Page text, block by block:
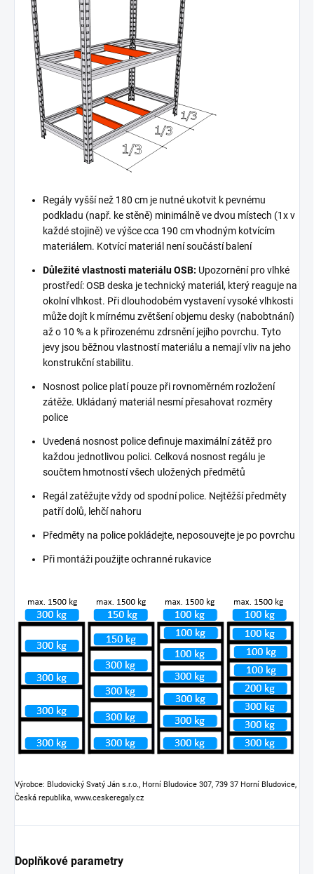
Regály vyšší než 180 cm je nutné ukotvit k pevnému
podkladu (např. ke stěně) minimálně ve dvou místech (1x v
každé stojině) ve výšce cca 190 cm vhodným kotvícím
materiálem. Kotvící materiál není součástí balení
Důležité vlastnosti materiálu OSB: Upozornění pro vlhké
prostředí: OSB deska je technický materiál, který reaguje na
okolní vlhkost. Při dlouhodobém vystavení vysoké vlhkosti
může dojít k mírnému zvětšení objemu desky (nabobtnání)
až o 10 % a k přirozenému zdrsnění jejího povrchu. Tyto
jevy jsou běžnou vlastností materiálu a nemají vliv na jeho
konstrukční stabilitu.
Nosnost police platí pouze při rovnoměrném rozložení
zátěže. Ukládaný materiál nesmí přesahovat rozměry
police
Uvedená nosnost police definuje maximální zátěž pro
každou jednotlivou polici. Celková nosnost regálu je
součtem hmotností všech uložených předmětů
Regál zatěžujte vždy od spodní police. Nejtěžší předměty
patří dolů, lehčí nahoru
Předměty na police pokládejte, neposouvejte je po povrchu
Při montáži použijte ochranné rukavice
Výrobce: Bludovický Svatý Ján s.r.o., Horní Bludovice 307, 739 37 Horní Bludovice,
Česká republika, www.ceskeregaly.cz
Doplňkové parametry